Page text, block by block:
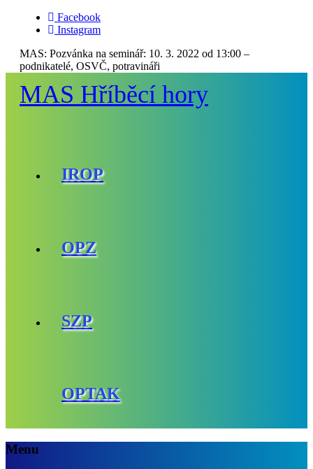
Facebook
Instagram
MAS: Pozvánka na seminář: 10. 3. 2022 od 13:00 –
podnikatelé, OSVČ, potravináři
MAS Hříběcí hory
IROP
OPZ
SZP
OPTAK
Menu